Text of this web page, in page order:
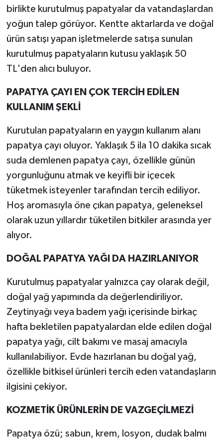
birlikte kurutulmuş papatyalar da vatandaşlardan
yoğun talep görüyor. Kentte aktarlarda ve doğal
ürün satışı yapan işletmelerde satışa sunulan
kurutulmuş papatyaların kutusu yaklaşık 50
TL'den alıcı buluyor.
PAPATYA ÇAYI EN ÇOK TERCİH EDİLEN
KULLANIM ŞEKLİ
Kurutulan papatyaların en yaygın kullanım alanı
papatya çayı oluyor. Yaklaşık 5 ila 10 dakika sıcak
suda demlenen papatya çayı, özellikle günün
yorgunluğunu atmak ve keyifli bir içecek
tüketmek isteyenler tarafından tercih ediliyor.
Hoş aromasıyla öne çıkan papatya, geleneksel
olarak uzun yıllardır tüketilen bitkiler arasında yer
alıyor.
DOĞAL PAPATYA YAĞI DA HAZIRLANIYOR
Kurutulmuş papatyalar yalnızca çay olarak değil,
doğal yağ yapımında da değerlendiriliyor.
Zeytinyağı veya badem yağı içerisinde birkaç
hafta bekletilen papatyalardan elde edilen doğal
papatya yağı, cilt bakımı ve masaj amacıyla
kullanılabiliyor. Evde hazırlanan bu doğal yağ,
özellikle bitkisel ürünleri tercih eden vatandaşların
ilgisini çekiyor.
KOZMETİK ÜRÜNLERİN DE VAZGEÇİLMEZİ
Papatya özü; sabun, krem, losyon, dudak balmı